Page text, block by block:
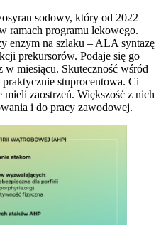
sodowy, który od 2022
ramach programu lekowego.
enzym na szlaku – ALA syntazę
prekursorów. Podaje się go
miesiącu. Skuteczność wśród
stuprocentowa. Ci
zaostrzeń. Większość z nich
i do pracy zawodowej.